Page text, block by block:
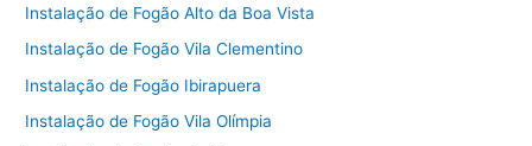
Instalação de Fogão Alto da Boa Vista
Instalação de Fogão Vila Clementino
Instalação de Fogão Ibirapuera
Instalação de Fogão Vila Olímpia